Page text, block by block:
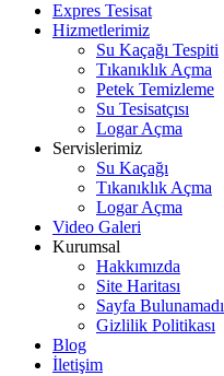
Expres Tesisat
Hizmetlerimiz
Su Kaçağı Tespiti
Tıkanıklık Açma
Petek Temizleme
Su Tesisatçısı
Logar Açma
Servislerimiz
Su Kaçağı
Tıkanıklık Açma
Logar Açma
Video Galeri
Kurumsal
Hakkımızda
Site Haritası
Sayfa Bulunamadı
Gizlilik Politikası
Blog
İletişim